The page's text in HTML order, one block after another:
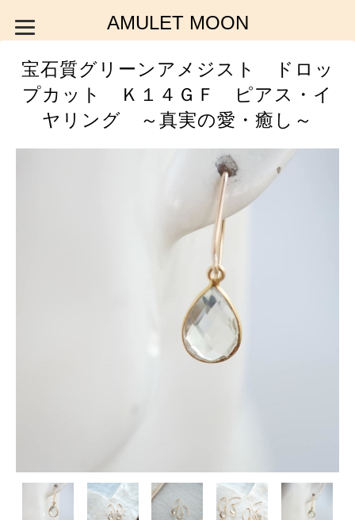
AMULET MOON
宝石質グリーンアメジスト ドロッ
プカット Ｋ１４ＧＦ ピアス・イ
ヤリング ～真実の愛・癒し～